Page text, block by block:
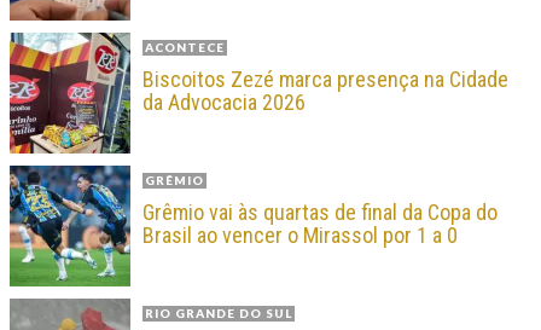
ACONTECE
Biscoitos Zezé marca presença na Cidade
da Advocacia 2026
GRÊMIO
Grêmio vai às quartas de final da Copa do
Brasil ao vencer o Mirassol por 1 a 0
RIO GRANDE DO SUL